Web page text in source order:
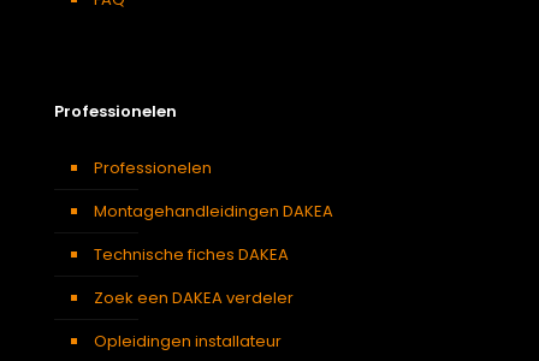
Professionelen
Professionelen
Montagehandleidingen DAKEA
Technische fiches DAKEA
Zoek een DAKEA verdeler
Opleidingen installateur